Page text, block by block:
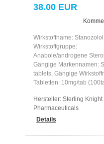
38.00 EUR
Wirkstoffname:
Wirkstoffgruppe:
Anabole/androgene
Gängige Markennamen:
tablets, Gängige
Tabletten: 10mg/tab
Hersteller: Sterling Knight
Pharmaceuticals
Details